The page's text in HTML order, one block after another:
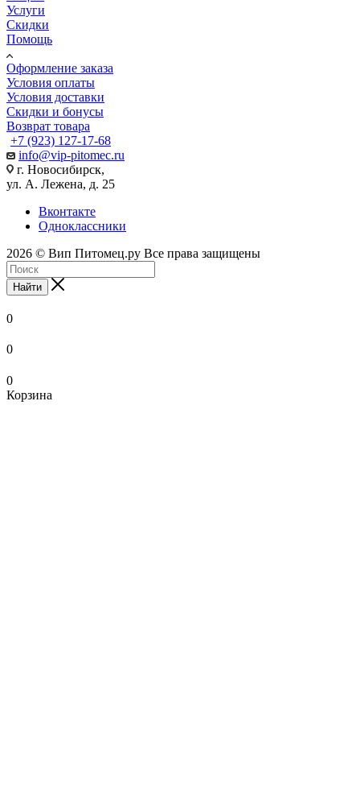
Услуги
Скидки
Помощь
Оформление заказа
Условия оплаты
Условия доставки
Скидки и бонусы
Возврат товара
+7 (923) 127-17-68
info@vip-pitomec.ru
г. Новосибирск,
ул. А. Лежена, д. 25
Вконтакте
Одноклассники
2026 © Вип Питомец.ру Все права защищены
Найти
0
0
0
Корзина